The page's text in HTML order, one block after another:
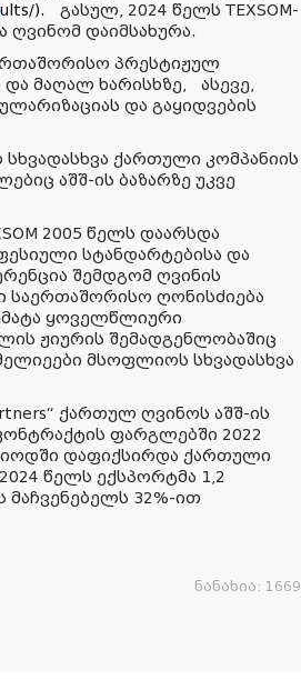
ults/).
გასულ, 2024 წელს TEXSOM-
ღვინომ დაიმსახურა.
პრესტიჟულ
და მაღალ ხარისხზე, ასევე,
და გაყიდვების
სხვადასხვა ქართული კომპანიის
აშშ-ის ბაზარზე უკვე
2005 წელს დაარსდა
სტანდარტებისა და
შემდგომ ღვინის
ღონისძიება
ყოველწლიური
ჟიურის შემადგენლობაშიც
მსოფლიოს სხვადასხვა
ქართულ ღვინოს აშშ-ის
ფარგლებში 2022
დაფიქსირდა ქართული
წელს ექსპორტმა 1,2
32%-ით
ნანახია: 1669